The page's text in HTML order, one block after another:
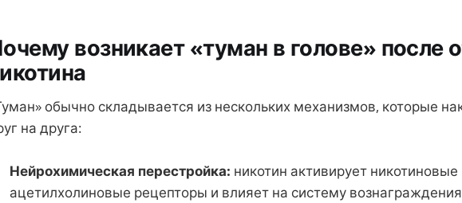
возникает «туман в голове» после
обычно складывается из нескольких механизмов, которые
на друга:
Нейрохимическая перестройка: никотин активирует никотиновые
ацетилхолиновые рецепторы и влияет на систему